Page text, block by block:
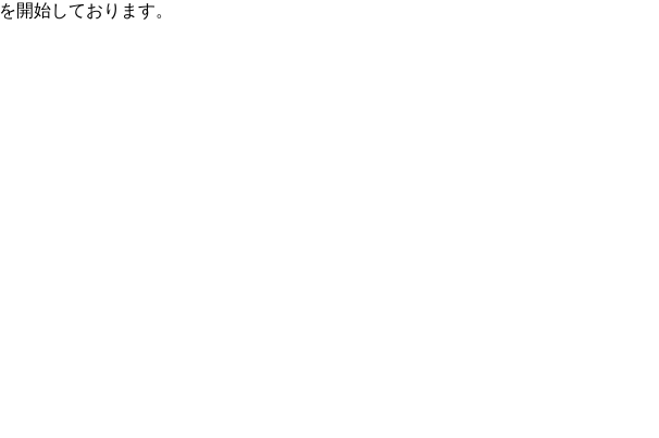
を開始しております。